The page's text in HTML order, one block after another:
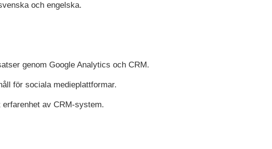
och engelska.
genom Google Analytics och CRM.
för sociala medieplattformar.
av CRM-system.